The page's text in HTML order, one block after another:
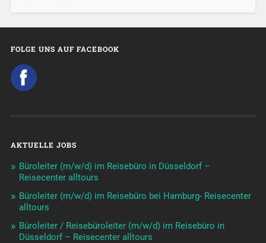
FOLGE UNS AUF FACEBOOK
AKTUELLE JOBS
Büroleiter (m/w/d) im Reisebüro in Düsseldorf –
Reisecenter alltours
Büroleiter (m/w/d) im Reisebüro bei Hamburg- Reisecenter
alltours
Büroleiter / Reisebüroleiter (m/w/d) im Reisebüro in
Düsseldorf – Reisecenter alltours